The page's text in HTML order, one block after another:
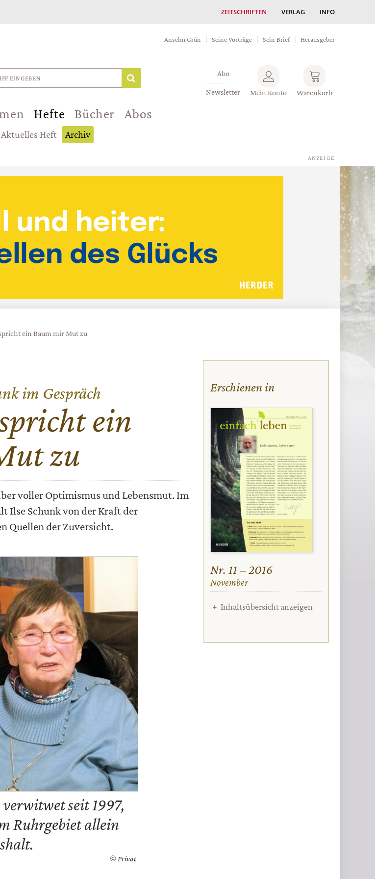
ZEITSCHRIFTEN VERLAG INFO
Anselm Grün Seine Vorträge Sein Brief Herausgeber
Abo
Newsletter Mein Konto Warenkorb
Hefte Bücher Abos
Aktuelles Heft Archiv
ein Baum mir Mut zu
im Gespräch
ein
zu
voller Optimismus und Lebensmut. Im
Ilse Schunk von der Kraft der
Quellen der Zuversicht.
seit 1997,
Ruhrgebiet allein
© Privat
Erschienen in
Nr. 11 – 2016
:
November
Inhaltsübersicht anzeigen